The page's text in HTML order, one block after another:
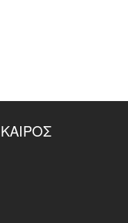
ΚΑΙΡΌΣ